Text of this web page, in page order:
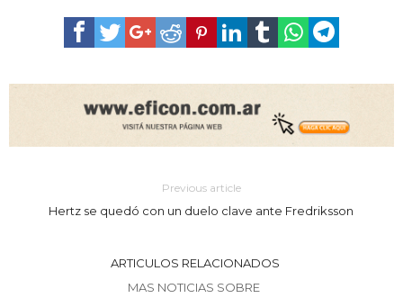
Previous article
Hertz se quedó con un duelo clave ante Fredriksson
ARTICULOS RELACIONADOS
MAS NOTICIAS SOBRE